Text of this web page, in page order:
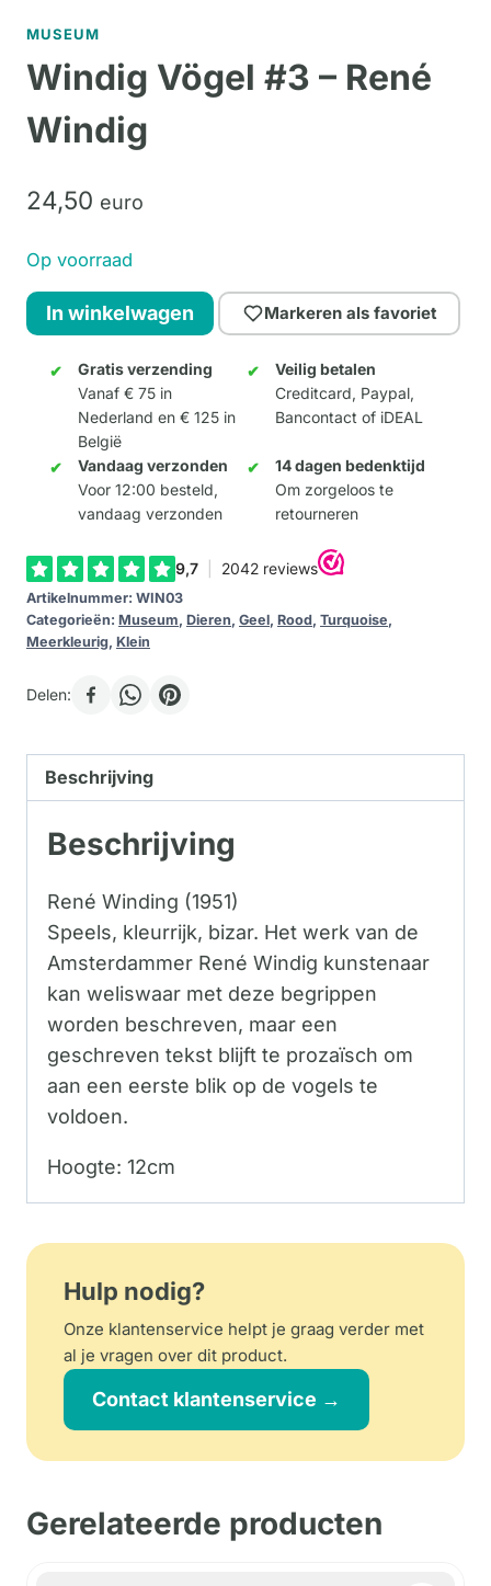
MUSEUM
Windig Vögel #3 – René
Windig
24,50 euro
Op voorraad
Windig
Vögel
Windig
aantal
In winkelwagen Markeren als favoriet
Gratis verzending
Vanaf € 75 in
Nederland en € 125 in
België
Veilig betalen
Creditcard, Paypal,
Bancontact of iDEAL
Vandaag verzonden
Voor 12:00 besteld,
vandaag verzonden
14 dagen bedenktijd
Om zorgeloos te
retourneren
Artikelnummer: WIN03
Categorieën: Museum, Dieren, Geel, Rood, Turquoise,
Meerkleurig, Klein
Delen:
Beschrijving
Beschrijving
René Winding (1951)
Speels, kleurrijk, bizar. Het werk van de
Amsterdammer René Windig kunstenaar
kan weliswaar met deze begrippen
worden beschreven, maar een
geschreven tekst blijft te prozaïsch om
aan een eerste blik op de vogels te
voldoen.
Hoogte: 12cm
Hulp nodig?
Onze klantenservice helpt je graag verder met
al je vragen over dit product.
Contact klantenservice →
Gerelateerde producten